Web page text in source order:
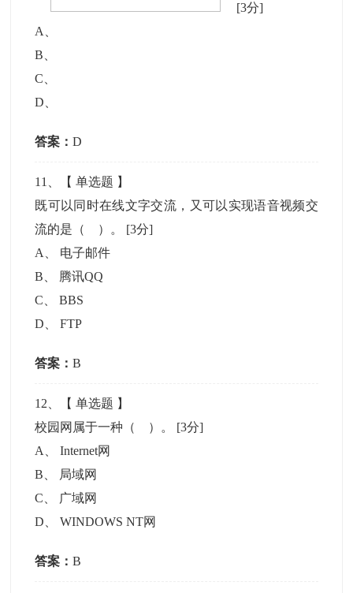
[3分]
A
B
C
D
答案：D
11 、【单选题 】
既可以同时在线文字交流，又可以实现语音视频交
流的是（ ）。 [3分]
A
电子邮件
B
腾讯QQ
C 、BBS
D 、FTP
答案：B
12 、【单选题 】
校园网属于一种（ ）。 [3分]
A
、Internet网
B
局域网
C
广域网
D 、WINDOWS NT网
答案：B